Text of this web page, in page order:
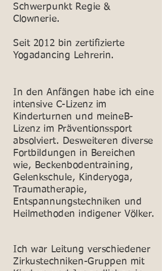
Schwerpunkt Regie &
Clownerie.
Seit 2012 bin zertifizierte
Yogadancing Lehrerin.
In den Anfängen habe ich eine
intensive C-Lizenz im
Kinderturnen und meineB-
Lizenz im Präventionssport
absolviert. Desweiteren diverse
Fortbildungen in Bereichen
wie, Beckenbodentraining,
Gelenkschule, Kinderyoga,
Traumatherapie,
Entspannungstechniken und
Heilmethoden indigener Völker.
Ich war Leitung verschiedener
Zirkustechniken-Gruppen mit